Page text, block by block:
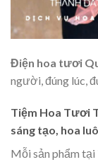
Điện hoa tươi
người, đúng lúc,
Tiệm Hoa Tươi
sáng tạo, hoa
Mỗi sản phẩm tại